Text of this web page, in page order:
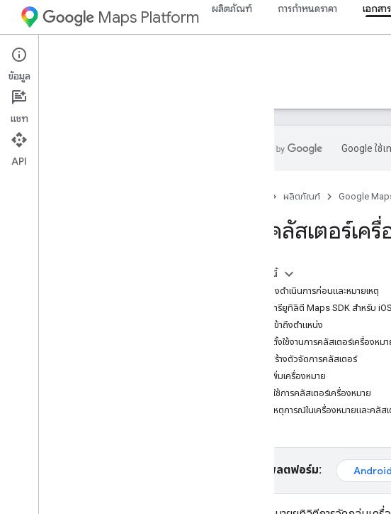
Maps Platform ผลิตภัณฑ์ การกำหนดราคา เอกส
iOS
คำแนะนำ
Google ใช้
ผลิตภัณฑ์ Google
การคลัสเตอร์เค
ในหน้านี้
สิ่งที่ต้องดำเนินการก่อนและหมายเหตุ
ไลบรารียูทิลิตี Maps SDK สำหรับ iOS
สิทธิ์เข้าถึงตำแหน่ง
การติดตั้งใช้งานการคลัสเตอร์เครื่องหมา
การสร้างตัวจัดการคลัสเตอร์
การเพิ่มเครื่องหมาย
เรียกใช้การคลัสเตอร์เครื่องหมาย
จัดการเหตุการณ์ในเครื่องหมายและคลัส
เลือกแพลตฟอร์ม: Android
ข้อมูล
แชท
API